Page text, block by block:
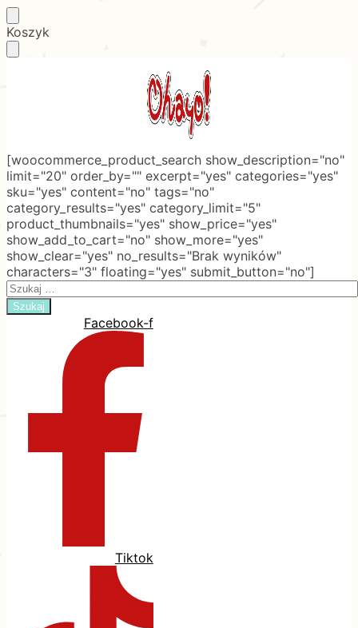
Skip
to
Skip
to
Koszyk
[woocommerce_product_search show_description="no"
limit="20" order_by="" excerpt="yes" categories="yes"
sku="yes" content="no" tags="no"
category_results="yes" category_limit="5"
product_thumbnails="yes" show_price="yes"
show_add_to_cart="no" show_more="yes"
show_clear="yes" no_results="Brak wyników"
characters="3" floating="yes" submit_button="no"]
Search
for:
Facebook-f
Tiktok